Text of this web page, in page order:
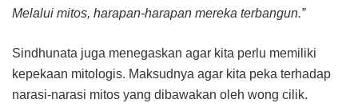
Melalui mitos, harapan-harapan mereka terbangun.”
Sindhunata juga menegaskan agar kita perlu memiliki
kepekaan mitologis. Maksudnya agar kita peka terhadap
narasi-narasi mitos yang dibawakan oleh wong cilik.